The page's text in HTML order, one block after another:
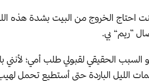
احتاج الخروج من البيت بشدة هذه
”ريم“ بي.
السبب الحقيقي لقبولي طلب أمي؛ لأنني
الليل الباردة حتى أستطيع تحمل لهيب